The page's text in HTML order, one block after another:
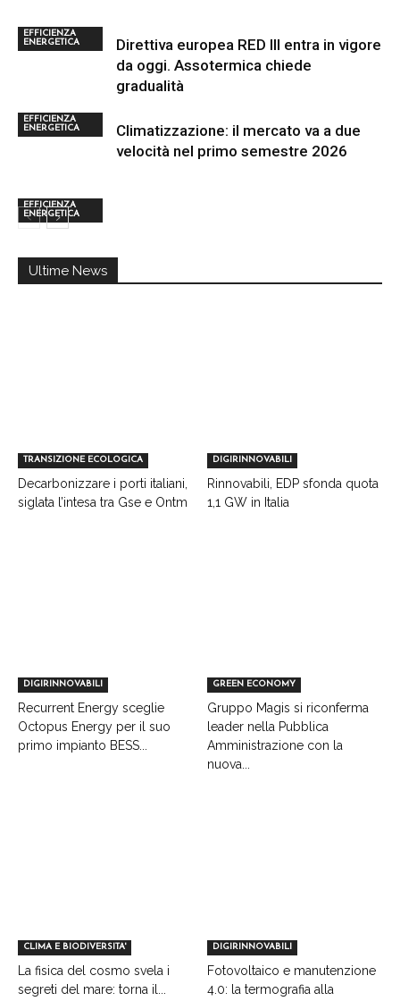
EFFICIENZA
ENERGETICA
EFFICIENZA
ENERGETICA
Direttiva europea RED III entra in vigore
da oggi. Assotermica chiede
gradualità
EFFICIENZA
ENERGETICA
Climatizzazione: il mercato va a due
velocità nel primo semestre 2026
Ultime News
TRANSIZIONE ECOLOGICA
Decarbonizzare i porti italiani,
siglata l’intesa tra Gse e Ontm
DIGIRINNOVABILI
Rinnovabili, EDP sfonda quota
1,1 GW in Italia
DIGIRINNOVABILI
Recurrent Energy sceglie
Octopus Energy per il suo
primo impianto BESS...
GREEN ECONOMY
Gruppo Magis si riconferma
leader nella Pubblica
Amministrazione con la
nuova...
CLIMA E BIODIVERSITA'
La fisica del cosmo svela i
segreti del mare: torna il...
DIGIRINNOVABILI
Fotovoltaico e manutenzione
4.0: la termografia alla